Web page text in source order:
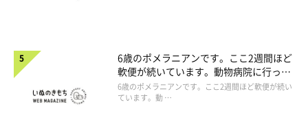
6歳のポメラニアンです。ここ2週間ほど
軟便が続いています。動物病院に行った
ほうがよいですか。
6歳のポメラニアンです。ここ2週間ほど軟便が続い
ています。動 …